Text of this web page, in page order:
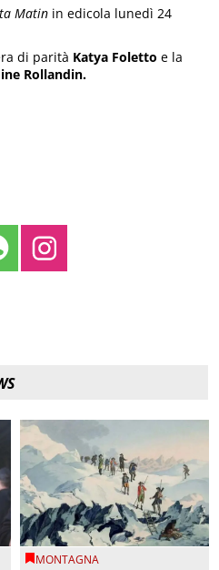
Matin in edicola lunedì 24
di parità Katya Foletto e la
Rollandin.
MONTAGNA